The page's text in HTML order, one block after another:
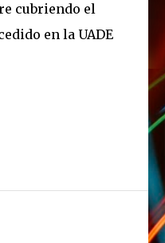
cubriendo el
en la UADE